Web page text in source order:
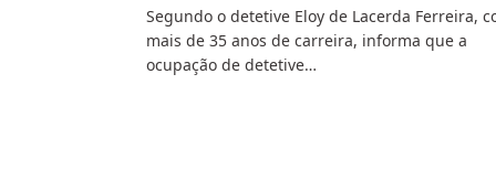
Segundo o detetive Eloy de Lacerda Ferreira,
mais de 35 anos de carreira, informa que a
ocupação de detetive…